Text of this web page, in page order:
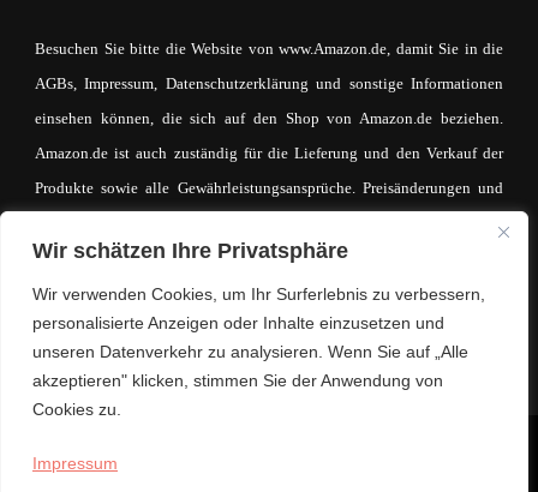
Wir schätzen Ihre Privatsphäre
Wir verwenden Cookies, um Ihr Surferlebnis zu verbessern,
personalisierte Anzeigen oder Inhalte einzusetzen und
unseren Datenverkehr zu analysieren. Wenn Sie auf „Alle
akzeptieren" klicken, stimmen Sie der Anwendung von
Cookies zu.
Impressum
Besuchen Sie bitte die Website von www.Amazon.de, damit Sie in die
AGBs, Impressum, Datenschutzerklärung und sonstige Informationen
einsehen können, die sich auf den Shop von Amazon.de beziehen.
Amazon.de ist auch zuständig für die Lieferung und den Verkauf der
Produkte sowie alle Gewährleistungsansprüche. Preisänderungen und
Irrtümer sind vorbehalten. Der Betreiber von mein-mode-shop.com
macht sich den Inhalt des IFrames auf keinerlei Weise zueigen. Der
eventuell zustande kommende Kaufvertrag und die entsprechende
Kaufabwicklung läuft ausschließlich über www.Amazon.de.